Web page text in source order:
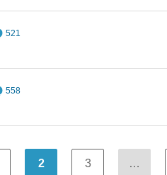
521
558
2 3 …